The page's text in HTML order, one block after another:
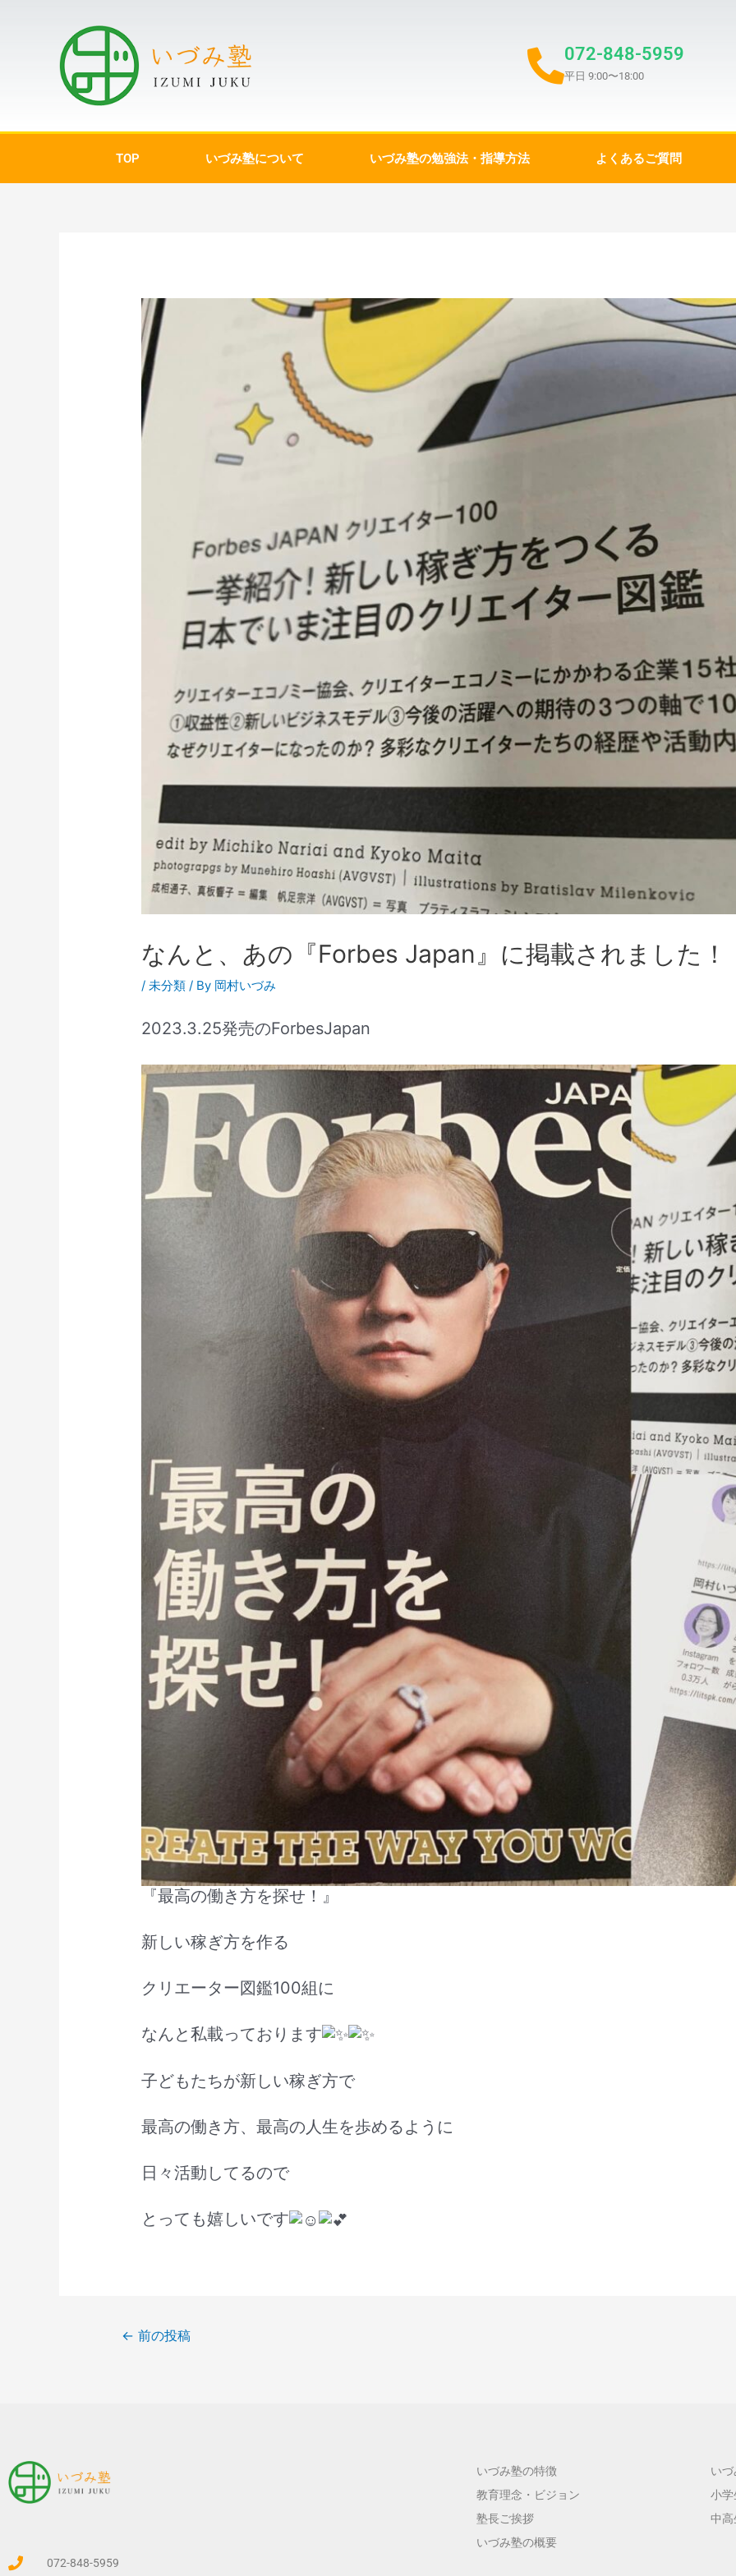
072-848-5959
平日 9:00〜18:00
TOP いづみ塾について いづみ塾の勉強法・指導方法 よくあるご質問
なんと、あの『Forbes Japan』に掲載されました！
/未分類 / By 岡村いづみ
2023.3.25発売のForbesJapan
『最高の働き方を探せ！』
新しい稼ぎ方を作る
クリエーター図鑑100組に
なんと私載っております
子どもたちが新しい稼ぎ方で
最高の働き方、最高の人生を歩めるように
日々活動してるので
とっても嬉しいです
← 前の投稿
072-848-5959
いづみ塾の特徴
教育理念・ビジョン
塾長ご挨拶
いづみ塾の概要
い
小学
中高